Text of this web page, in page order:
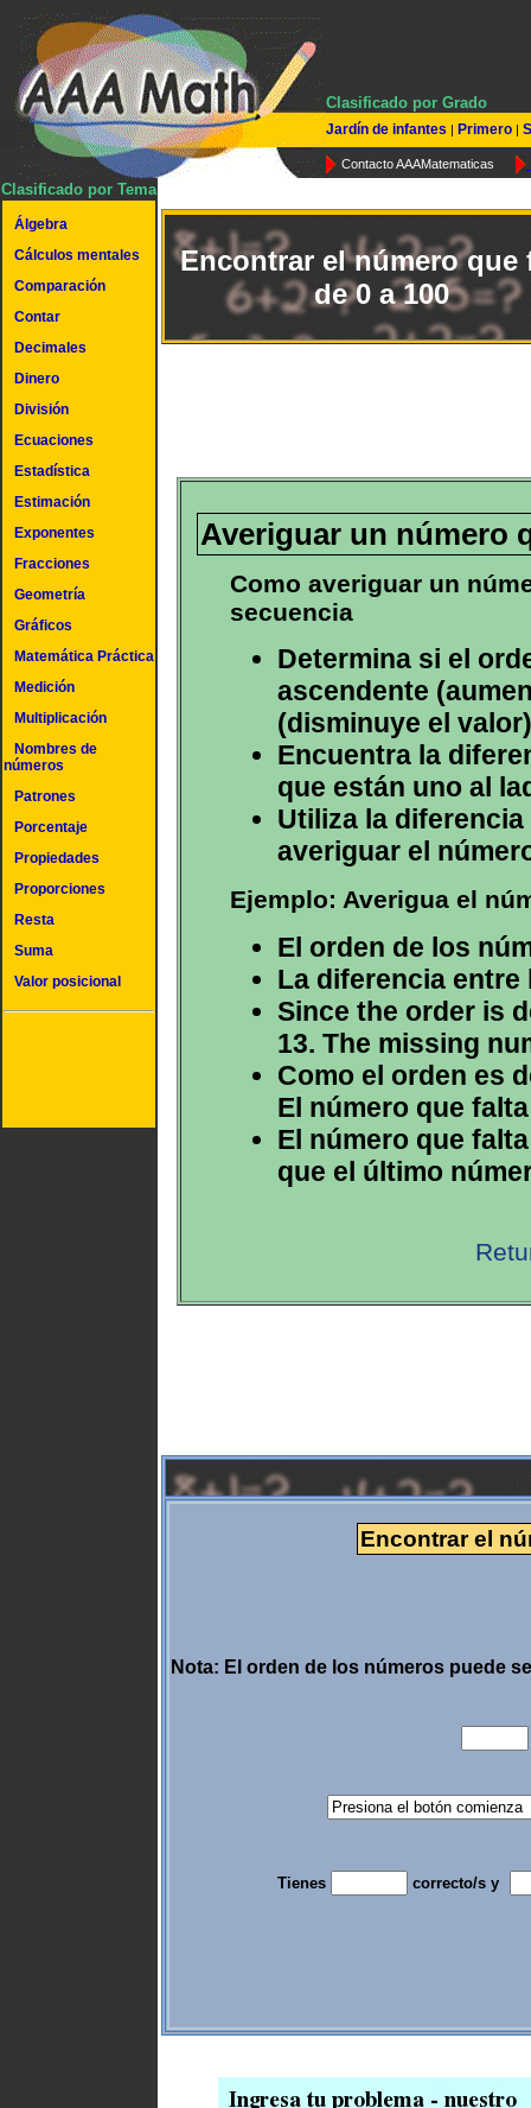
Clasificado por Grado
Jardín de infantes | Primero |
Contacto AAAMatematicas
Clasificado por Tema
Álgebra
Cálculos mentales
Comparación
Contar
Decimales
Dinero
División
Ecuaciones
Estadística
Estimación
Exponentes
Fracciones
Geometría
Gráficos
Matemática Práctica
Medición
Multiplicación
Nombres de
números
Patrones
Porcentaje
Propiedades
Proporciones
Resta
Suma
Valor posicional
Encontrar el número que
de 0 a 100
Averiguar un número
Como averiguar un
secuencia
Determina si el
ascendente
(disminuye el
Encuentra la
que están uno al
Utiliza la
averiguar el
Ejemplo: Averigua el
El orden de los
La diferencia entre
Since the order is
13. The missing
Como el orden es
El número que
El número que
que el último
Encontrar el
Nota: El orden de los números puede
Tienes correcto/s y